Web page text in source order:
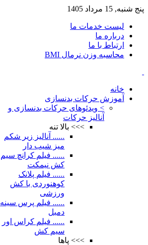
پنج شنبه, 15 مرداد 1405
لیست خدمات ما
درباره ما
ارتباط با ما
محاسبه وزن نرمال BMI
خانه
آموزش حرکات بدنسازی
> ویدئوهای حرکات بدنسازی و
آنالیز حرکات
>>> بالا تنه
...... آنالیز زیر شکم
میز شیب دار
...... فیلم کرانچ سیم
کش نیمکت
...... فیلم پلانک
کوهنوردی با کش
ورزشی
...... فیلم پرس سینه
دمبل
...... فیلم کراس اور
سیم کش
>>> پاها